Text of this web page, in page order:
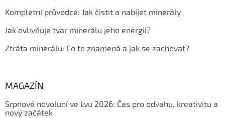
Kompletní průvodce: Jak čistit a nabíjet minerály
Jak ovlivňuje tvar minerálu jeho energii?
Ztráta minerálu: Co to znamená a jak se zachovat?
MAGAZÍN
Srpnové novoluní ve Lvu 2026: Čas pro odvahu, kreativitu a
nový začátek